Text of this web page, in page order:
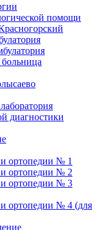
помощи
больница
диагностики
ортопедии № 1
и ортопедии № 2
и ортопедии № 3
ортопедии № 4 (для